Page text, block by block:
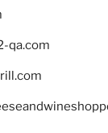
qa.com